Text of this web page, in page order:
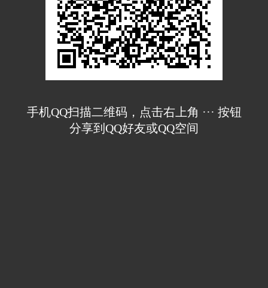
手机QQ扫描二维码，点击右上角 ··· 按钮
分享到QQ好友或QQ空间